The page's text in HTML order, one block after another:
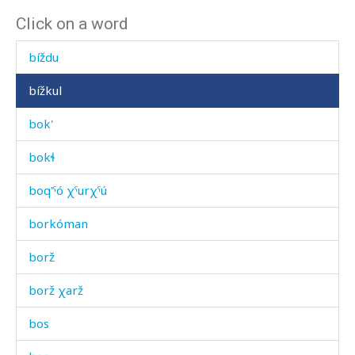
Click on a word
bíč'ikɬos
bíždu
bížkul
bok'
bokɬ
boq'ˤó χˤurχˤú
borkóman
borž
borž χarž
bos